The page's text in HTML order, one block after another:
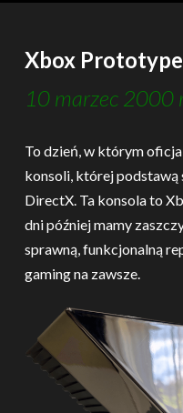
Xbox
10 marzec 2000
To dzień, w którym
konsoli, której
DirectX. Ta konsola to
dni później mamy
sprawną, funkcjonalną
gaming na zawsze.